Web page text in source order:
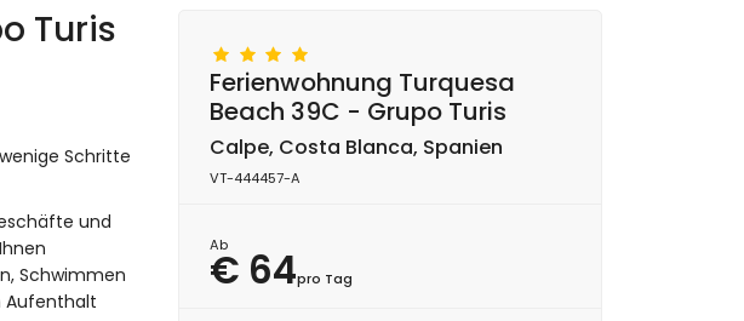
Turis
Schritte
und
Schwimmen
Aufenthalt
Ferienwohnung Turquesa
Beach 39C - Grupo Turis
Calpe, Costa Blanca, Spanien
VT-444457-A
Ab
€ 64pro Tag